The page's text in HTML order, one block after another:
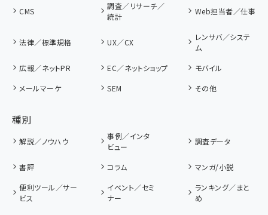
CMS
調査／リサーチ／
統計
Web担当者／仕事
法律／標準規格 UX／CX
レンサバ／システ
ム
広報／ネットPR
EC／ネットショップ
モバイル
メールマーケ
SEM その他
種別
解説／ノウハウ
事例／インタ
ビュー
調査データ
書評 コラム
マンガ/小説
便利ツール／サー
ビス
イベント／セミ
ナー
ランキング／まと
め